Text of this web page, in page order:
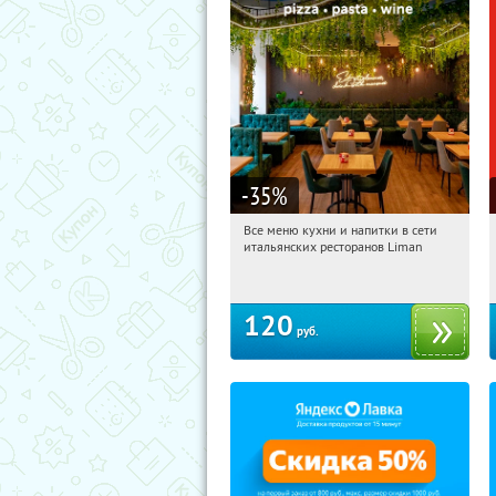
-35%
11:45:33
Купи первым!
Все меню кухни и напитки в сети
итальянских ресторанов Liman
120 руб.